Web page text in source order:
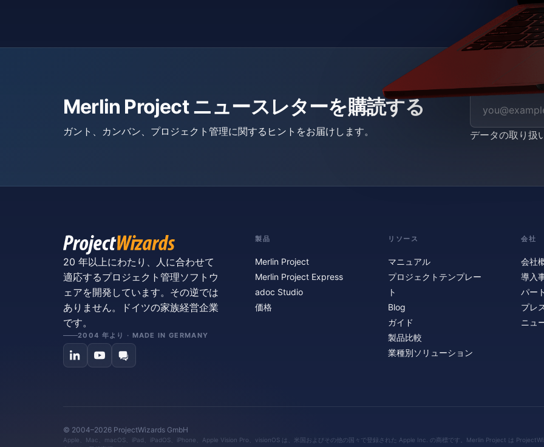
Merlin Project ニュースレターを購読する
ガント、カンバン、プロジェクト管理に関するヒントをお届けします。 データの取り扱
20 年以上にわたり、人に合わせて
適応するプロジェクト管理ソフトウ
ェアを開発しています。その逆では
ありません。ドイツの家族経営企業
です。
2004 年より · MADE IN GERMANY
製品
Merlin Project
Merlin Project Express
adoc Studio
価格
リソース
マニュアル
プロジェクトテンプレー
ト
Blog
ガイド
製品比較
業種別ソリューション
会社
会社
導入
パー
プレ
ニュ
© 2004–2026 ProjectWizards GmbH
Apple、Mac、macOS、iPad、iPadOS、iPhone、Apple Vision Pro、visionOS は、米国およびその他の国々で登録された Apple Inc. の商標です。Merlin Project は